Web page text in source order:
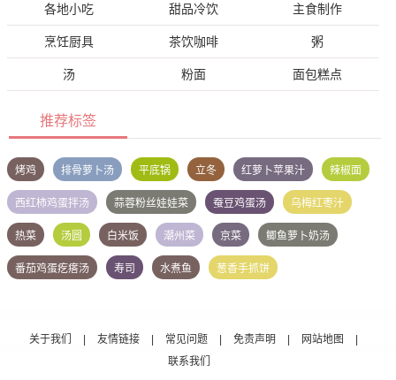
各地小吃 甜品冷饮 主食制作
烹饪厨具 茶饮咖啡 粥
汤 粉面 面包糕点
推荐标签
烤鸡 排骨萝卜汤 平底锅 立冬 红萝卜苹果汁 辣椒面
西红柿鸡蛋拌汤 蒜蓉粉丝娃娃菜 蚕豆鸡蛋汤 乌梅红枣汁
热菜 汤圆 白米饭 潮州菜 京菜 鲫鱼萝卜奶汤
番茄鸡蛋疙瘩汤 寿司 水煮鱼 葱香手抓饼
关于我们 | 友情链接 | 常见问题 | 免责声明 | 网站地图
|
联系我们